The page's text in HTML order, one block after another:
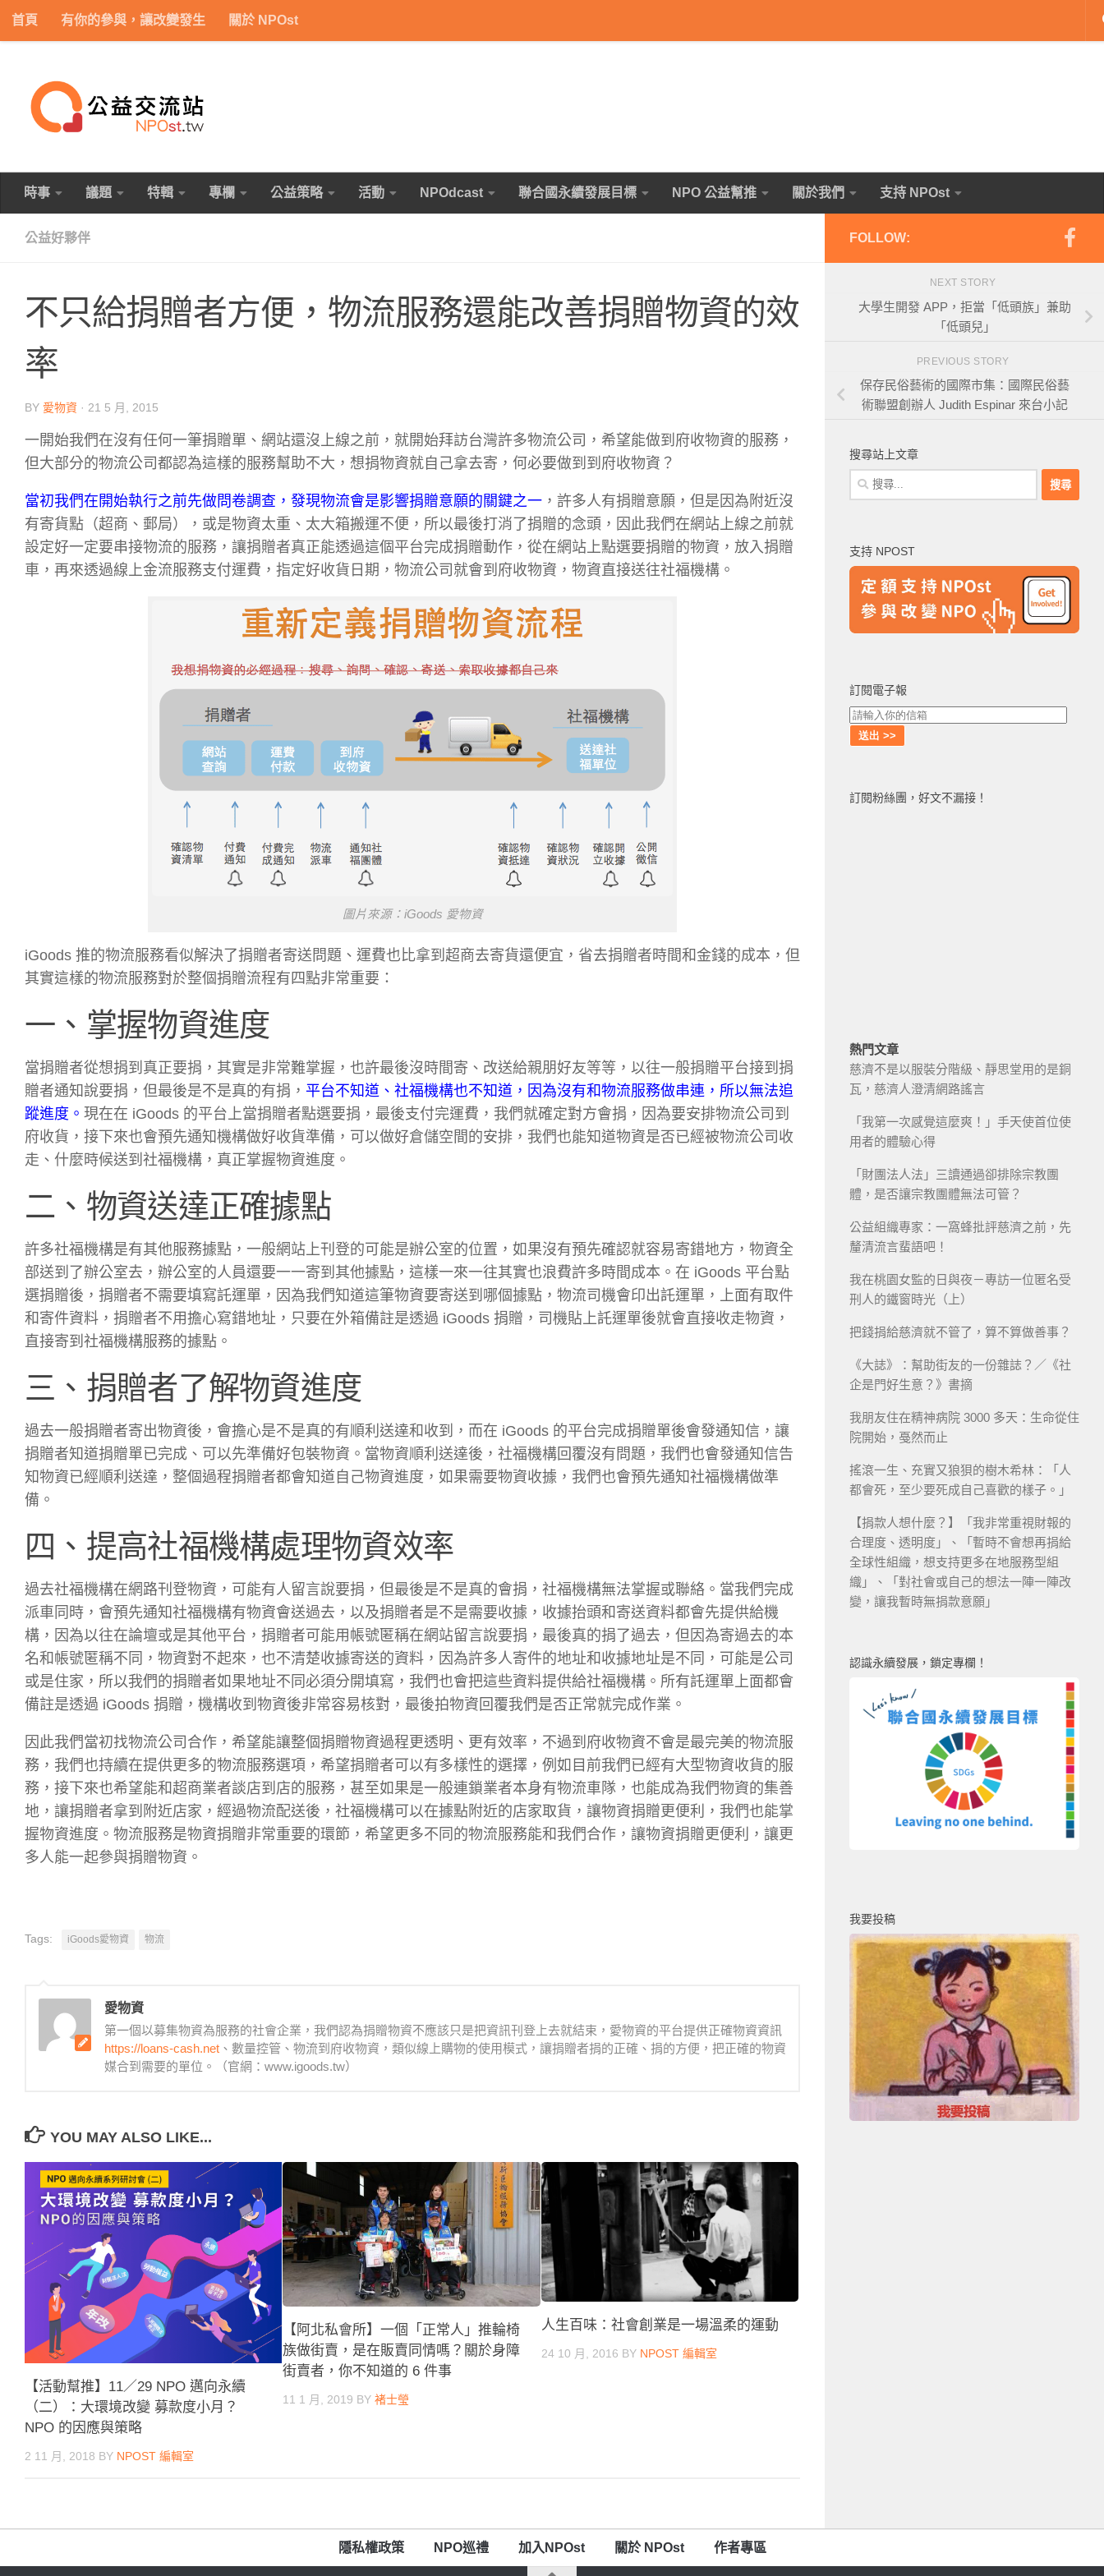
Skip to content
首頁 有你的參與，讓改變發生 關於 NPOst
時事 議題 特輯 專欄 公益策略 活動 NPOdcast 聯合國永續發展目標 NPO 公益幫推 關於我們 支持 NPOst
公益好夥伴
不只給捐贈者方便，物流服務還能改善捐贈物資的效
率
BY 愛物資 · 21 5 月, 2015
一開始我們在沒有任何一筆捐贈單、網站還沒上線之前，就開始拜訪台灣許多物流公司，希望能做到府收物資的服務，
但大部分的物流公司都認為這樣的服務幫助不大，想捐物資就自己拿去寄，何必要做到到府收物資？
當初我們在開始執行之前先做問卷調查，發現物流會是影響捐贈意願的關鍵之一 ，許多人有捐贈意願，但是因為附近沒
有寄貨點（超商、郵局），或是物資太重、太大箱搬運不便，所以最後打消了捐贈的念頭，因此我們在網站上線之前就
設定好一定要串接物流的服務，讓捐贈者真正能透過這個平台完成捐贈動作，從在網站上點選要捐贈的物資，放入捐贈
車，再來透過線上金流服務支付運費，指定好收貨日期，物流公司就會到府收物資，物資直接送往社福機構。
圖片來源：iGoods 愛物資
iGoods 推的物流服務看似解決了捐贈者寄送問題、運費也比拿到超商去寄貨還便宜，省去捐贈者時間和金錢的成本，但
其實這樣的物流服務對於整個捐贈流程有四點非常重要：
一、掌握物資進度
當捐贈者從想捐到真正要捐，其實是非常難掌握，也許最後沒時間寄、改送給親朋好友等等，以往一般捐贈平台接到捐
贈者通知說要捐，但最後是不是真的有捐， 平台不知道、社福機構也不知道，因為沒有和物流服務做串連，所以無法追
蹤進度。 現在在 iGoods 的平台上當捐贈者點選要捐，最後支付完運費，我們就確定對方會捐，因為要安排物流公司到
府收貨，接下來也會預先通知機構做好收貨準備，可以做好倉儲空間的安排，我們也能知道物資是否已經被物流公司收
走、什麼時候送到社福機構，真正掌握物資進度。
二、物資送達正確據點
許多社福機構是有其他服務據點，一般網站上刊登的可能是辦公室的位置，如果沒有預先確認就容易寄錯地方，物資全
部送到了辦公室去，辦公室的人員還要一一寄到其他據點，這樣一來一往其實也浪費許多時間成本。在 iGoods 平台點
選捐贈後，捐贈者不需要填寫託運單，因為我們知道這筆物資要寄送到哪個據點，物流司機會印出託運單，上面有取件
和寄件資料，捐贈者不用擔心寫錯地址，只要在外箱備註是透過 iGoods 捐贈，司機貼上託運單後就會直接收走物資，
直接寄到社福機構服務的據點。
三、捐贈者了解物資進度
過去一般捐贈者寄出物資後，會擔心是不是真的有順利送達和收到，而在 iGoods 的平台完成捐贈單後會發通知信，讓
捐贈者知道捐贈單已完成、可以先準備好包裝物資。當物資順利送達後，社福機構回覆沒有問題，我們也會發通知信告
知物資已經順利送達，整個過程捐贈者都會知道自己物資進度，如果需要物資收據，我們也會預先通知社福機構做準
備。
四、提高社福機構處理物資效率
過去社福機構在網路刊登物資，可能有人留言說要捐，但最後是不是真的會捐，社福機構無法掌握或聯絡。當我們完成
派車同時，會預先通知社福機構有物資會送過去，以及捐贈者是不是需要收據，收據抬頭和寄送資料都會先提供給機
構，因為以往在論壇或是其他平台，捐贈者可能用帳號匿稱在網站留言說要捐，最後真的捐了過去，但因為寄過去的本
名和帳號匿稱不同，物資對不起來，也不清楚收據寄送的資料，因為許多人寄件的地址和收據地址是不同，可能是公司
或是住家，所以我們的捐贈者如果地址不同必須分開填寫，我們也會把這些資料提供給社福機構。所有託運單上面都會
備註是透過 iGoods 捐贈，機構收到物資後非常容易核對，最後拍物資回覆我們是否正常就完成作業。
因此我們當初找物流公司合作，希望能讓整個捐贈物資過程更透明、更有效率，不過到府收物資不會是最完美的物流服
務，我們也持續在提供更多的物流服務選項，希望捐贈者可以有多樣性的選擇，例如目前我們已經有大型物資收貨的服
務，接下來也希望能和超商業者談店到店的服務，甚至如果是一般連鎖業者本身有物流車隊，也能成為我們物資的集善
地，讓捐贈者拿到附近店家，經過物流配送後，社福機構可以在據點附近的店家取貨，讓物資捐贈更便利，我們也能掌
握物資進度。物流服務是物資捐贈非常重要的環節，希望更多不同的物流服務能和我們合作，讓物資捐贈更便利，讓更
多人能一起參與捐贈物資。
Tags: iGoods愛物資 物流
愛物資
第一個以募集物資為服務的社會企業，我們認為捐贈物資不應該只是把資訊刊登上去就結束，愛物資的平台提供正確物資資訊
https://loans-cash.net 、數量控管、物流到府收物資，類似線上購物的使用模式，讓捐贈者捐的正確、捐的方便，把正確的物資
媒合到需要的單位。（官網：www.igoods.tw）
YOU MAY ALSO LIKE...
【活動幫推】11／29 NPO 邁向永續
（二）：大環境改變 募款度小月？
NPO 的因應與策略
2 11 月, 2018 BY NPOST 編輯室
【阿北私會所】一個「正常人」推輪椅
族做街賣，是在販賣同情嗎？關於身障
街賣者，你不知道的 6 件事
11 1 月, 2019 BY褚士瑩
人生百味：社會創業是一場溫柔的運動
24 10 月, 2016 BY NPOST 編輯室
FOLLOW:
NEXT STORY
大學生開發 APP，拒當「低頭族」兼助
「低頭兒」
PREVIOUS STORY
保存民俗藝術的國際市集：國際民俗藝
術聯盟創辦人 Judith Espinar 來台小記
搜尋站上文章
搜
尋
字:
支持 NPOST
訂閱電子報
訂閱粉絲團，好文不漏接！
熱門文章
慈濟不是以服裝分階級、靜思堂用的是銅
瓦，慈濟人澄清網路謠言
「我第一次感覺這麼爽！」手天使首位使
用者的體驗心得
「財團法人法」三讀通過卻排除宗教團
體，是否讓宗教團體無法可管？
公益組織專家：一窩蜂批評慈濟之前，先
釐清流言蜚語吧！
我在桃園女監的日與夜－專訪一位匿名受
刑人的鐵窗時光（上）
把錢捐給慈濟就不管了，算不算做善事？
《大誌》：幫助街友的一份雜誌？／《社
企是門好生意？》書摘
我朋友住在精神病院 3000 多天：生命從住
院開始，戞然而止
搖滾一生、充實又狼狽的樹木希林：「人
都會死，至少要死成自己喜歡的樣子。」
【捐款人想什麼？】「我非常重視財報的
合理度、透明度」、「暫時不會想再捐給
全球性組織，想支持更多在地服務型組
織」、「對社會或自己的想法一陣一陣改
變，讓我暫時無捐款意願」
認識永續發展，鎖定專欄！
我要投稿
隱私權政策 NPO巡禮 加入NPOst 關於 NPOst 作者專區